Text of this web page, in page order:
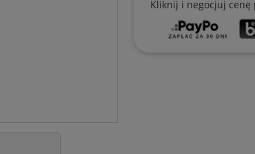
Kliknij i negocjuj